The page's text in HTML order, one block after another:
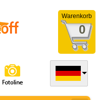
Warenkorb
0